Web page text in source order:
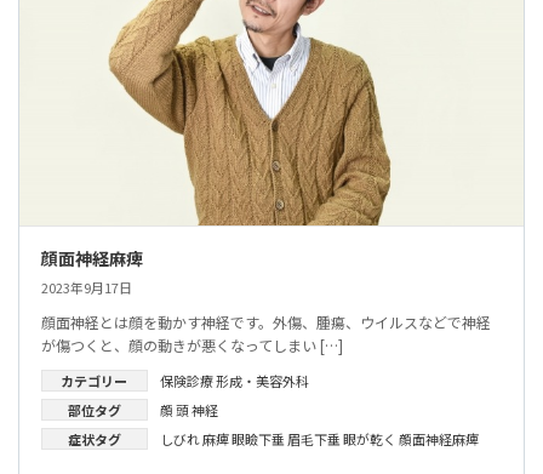
顔面神経麻痺
2023年9月17日
顔面神経とは顔を動かす神経です。外傷、腫瘍、ウイルスなどで神経
が傷つくと、顔の動きが悪くなってしまい […]
カテゴリー 保険診療形成・美容外科
部位タグ
顔頭神経
症状タグ
しびれ麻痺眼瞼下垂 眉毛下垂眼が乾く 顔面神経麻痺